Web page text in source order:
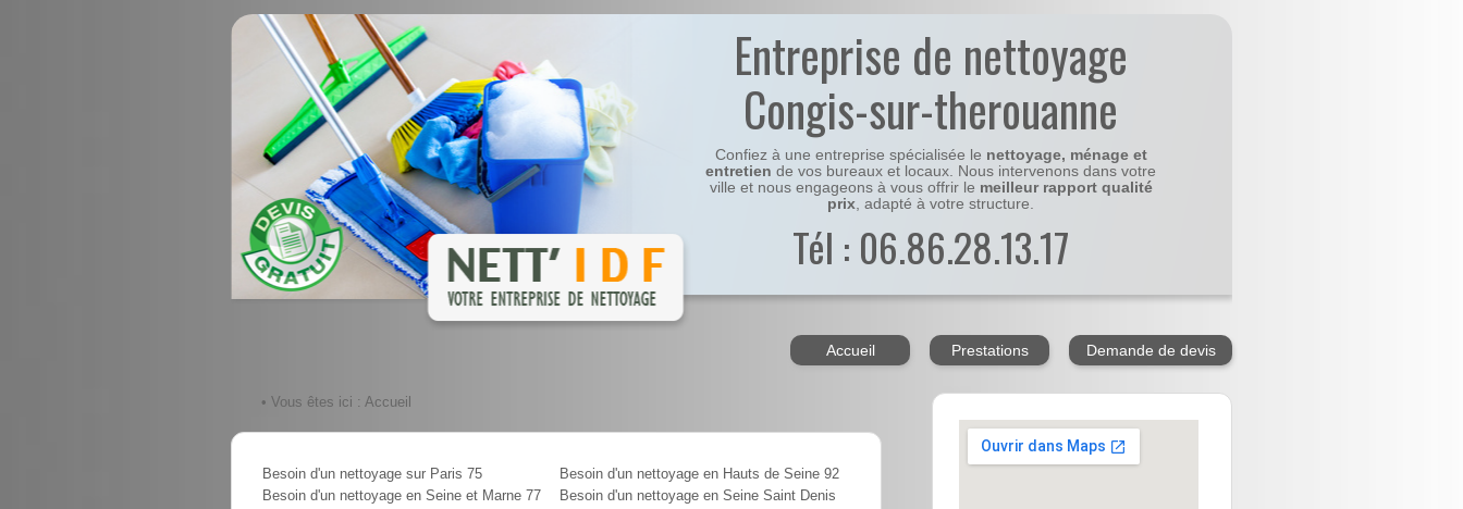
Entreprise de nettoyage
Congis-sur-therouanne
Confiez à une entreprise spécialisée le nettoyage, ménage et
entretien de vos bureaux et locaux. Nous intervenons dans votre
ville et nous engageons à vous offrir le meilleur rapport qualité
prix, adapté à votre structure.
Tél : 06.86.28.13.17
Accueil Prestations Demande de devis
• Vous êtes ici : Accueil
Besoin d'un nettoyage sur Paris 75
Besoin d'un nettoyage en Seine et Marne 77
Besoin d'un nettoyage en Hauts de Seine 92
Besoin d'un nettoyage en Seine Saint Denis